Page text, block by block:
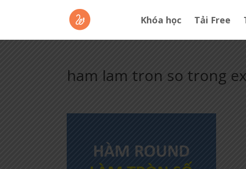
Khóa học Tải Free
ham lam tron so trong